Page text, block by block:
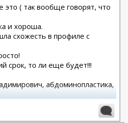
это ( так вообще говорят, что
и хороша.
схожесть в профиле с
срок, то ли еще будет!!!
абдоминопластика,